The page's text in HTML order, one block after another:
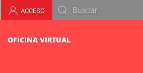
ACCESO
OFICINA VIRTUAL